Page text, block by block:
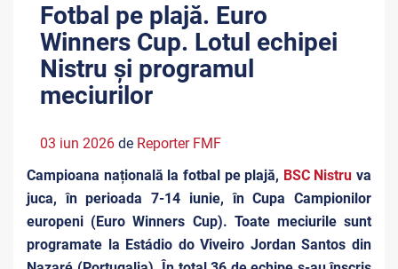
Fotbal pe plajă. Euro
Winners Cup. Lotul echipei
Nistru și programul
meciurilor
03 iun 2026 de Reporter FMF
Campioana națională la fotbal pe plajă, BSC Nistru va
juca, în perioada 7-14 iunie, în Cupa Campionilor
europeni (Euro Winners Cup). Toate meciurile sunt
programate la Estádio do Viveiro Jordan Santos din